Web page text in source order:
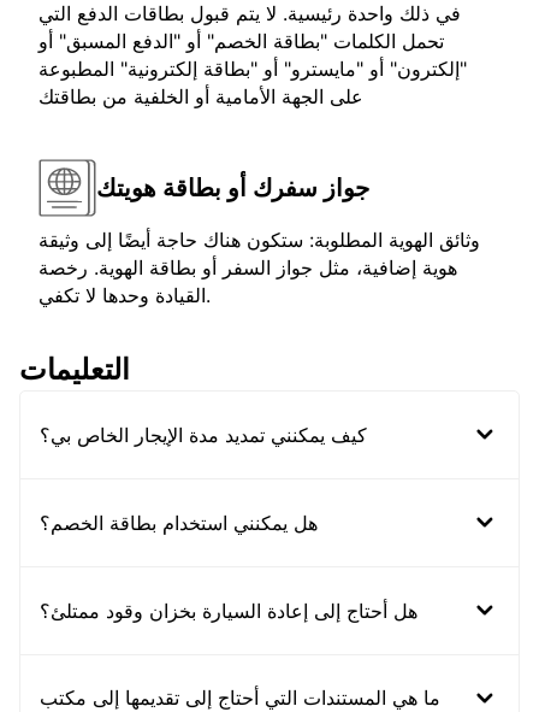
في ذلك واحدة رئيسية. لا يتم قبول بطاقات الدفع التي
تحمل الكلمات "بطاقة الخصم" أو "الدفع المسبق" أو
"إلكترون" أو "مايسترو" أو "بطاقة إلكترونية" المطبوعة
على الجهة الأمامية أو الخلفية من بطاقتك
جواز سفرك أو بطاقة هويتك
وثائق الهوية المطلوبة: ستكون هناك حاجة أيضًا إلى وثيقة
هوية إضافية، مثل جواز السفر أو بطاقة الهوية. رخصة
القيادة وحدها لا تكفي.
التعليمات
كيف يمكنني تمديد مدة الإيجار الخاص بي؟
هل يمكنني استخدام بطاقة الخصم؟
هل أحتاج إلى إعادة السيارة بخزان وقود ممتلئ؟
ما هي المستندات التي أحتاج إلى تقديمها إلى مكتب